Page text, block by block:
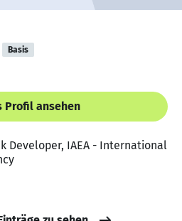
Basis
Profil ansehen
Developer, IAEA - International